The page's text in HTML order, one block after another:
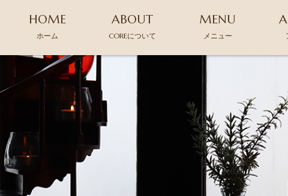
HOME
ホーム
ABOUT
COREについて
MENU
メニュー